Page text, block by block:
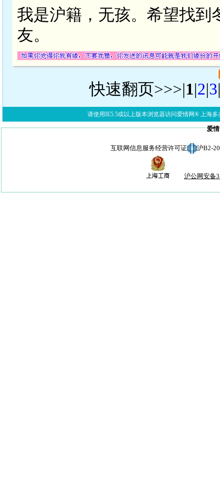
我是沪籍，无孩。希望找到
友。
快速翻页>>>|1|2|3
请使用IE5.5或以上版本浏览器访问爱情网® 上海多
爱
互联网信息服务经营许可证 沪B2-
沪公网安备